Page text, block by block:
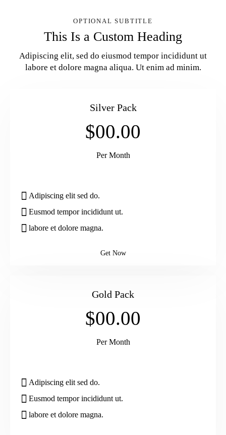
OPTIONAL SUBTITLE
This Is a Custom Heading
Adipiscing elit, sed do eiusmod tempor incididunt ut
labore et dolore magna aliqua. Ut enim ad minim.
Silver Pack
$00.00
Per Month
Adipiscing elit sed do.
Eusmod tempor incididunt ut.
labore et dolore magna.
Get Now
Gold Pack
$00.00
Per Month
Adipiscing elit sed do.
Eusmod tempor incididunt ut.
labore et dolore magna.